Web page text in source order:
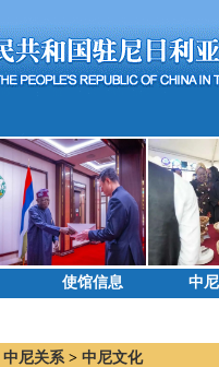
使馆信息 中
中尼关系> 中尼文化